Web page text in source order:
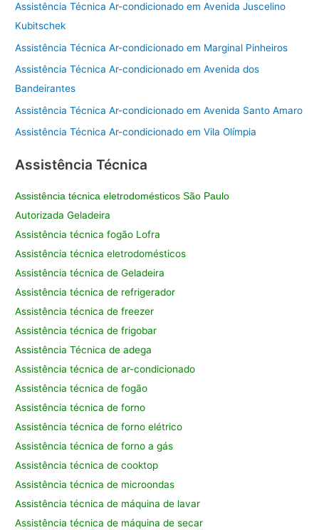
Assistência Técnica Ar-condicionado em Avenida Juscelino
Kubitschek
Assistência Técnica Ar-condicionado em Marginal Pinheiros
Assistência Técnica Ar-condicionado em Avenida dos
Bandeirantes
Assistência Técnica Ar-condicionado em Avenida Santo Amaro
Assistência Técnica Ar-condicionado em Vila Olímpia
Assistência Técnica
Assistência técnica eletrodomésticos São Paulo
Autorizada Geladeira
Assistência técnica fogão Lofra
Assistência técnica eletrodomésticos
Assistência técnica de Geladeira
Assistência técnica de refrigerador
Assistência técnica de freezer
Assistência técnica de frigobar
Assistência Técnica de adega
Assistência técnica de ar-condicionado
Assistência técnica de fogão
Assistência técnica de forno
Assistência técnica de forno elétrico
Assistência técnica de forno a gás
Assistência técnica de cooktop
Assistência técnica de microondas
Assistência técnica de máquina de lavar
Assistência técnica de máquina de secar